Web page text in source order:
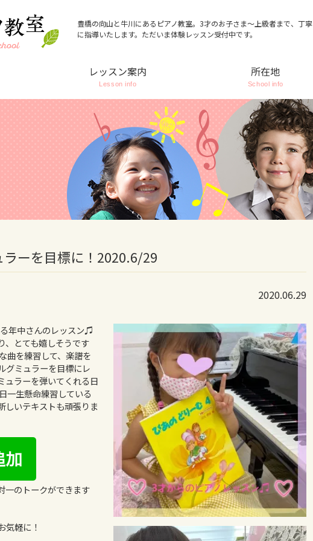
豊橋の向山と牛川にあるピアノ教室。3才のお子さま～上級者まで、丁寧
に指導いたします。ただいま体験レッスン受付中です。
レッスン案内
Lesson info
所在地
School info
ラーを目標に！2020.6/29
2020.06.29
年中さんのレッスン♫
、とても嬉しそうです
曲を練習して、楽譜を
グミュラーを目標にレ
ュラーを弾いてくれる日
一生懸命練習している
しいテキストも頑張りま
一のトークができます
気軽に！